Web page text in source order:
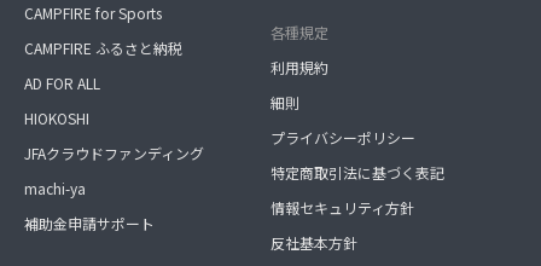
CAMPFIRE for Sports
CAMPFIRE ふるさと納税
AD FOR ALL
HIOKOSHI
JFAクラウドファンディング
machi-ya
補助金申請サポート
各種規定
利用規約
細則
プライバシーポリシー
特定商取引法に基づく表記
情報セキュリティ方針
反社基本方針